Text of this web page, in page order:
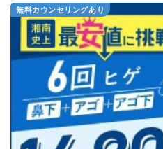
無料カウンセリングあり